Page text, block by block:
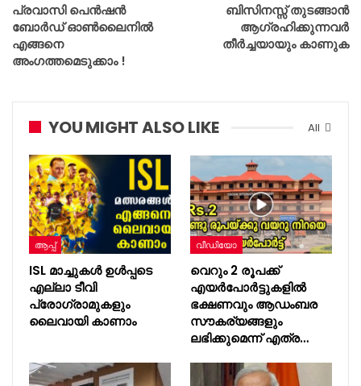
പ്രവാസി പെൻഷൻ
ബോർഡ് ഓൺലൈനിൽ
എങ്ങനെ
അംഗത്തമെടുക്കാം !
ബിസിനസ്സ് തുടങ്ങാൻ
ആഗ്രഹിക്കുന്നവർ
തീർച്ചയായും കാണുക
All
YOU MIGHT ALSO LIKE
ആപ്പ്
ISL മാച്ചുകൾ ഉൾപ്പടെ
എല്ലാ ടീവി
പ്രോഗ്രാമുകളും
ലൈവായി കാണാം
വീഡിയോ
വെറും 2 രൂപക്ക്
എയർപോർട്ടുകളിൽ
ഭക്ഷണവും ആഡംബര
സൗകര്യങ്ങളും
ലഭിക്കുമെന്ന് എത്ര…